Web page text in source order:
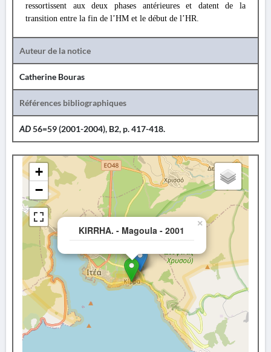
ressortissent aux deux phases antérieures et datent de la
transition entre la fin de l’HM et le début de l’HR.
Auteur de la notice
Catherine Bouras
Références bibliographiques
AD56=59 (2001-2004), B2, p. 417-418.
KIRRHA. - Magoula - 2001
×
+
−